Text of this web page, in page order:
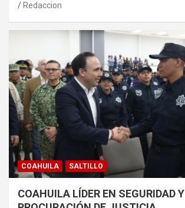
Redaccion
COAHUILA SALTILLO
COAHUILA LÍDER EN SEGURIDAD Y